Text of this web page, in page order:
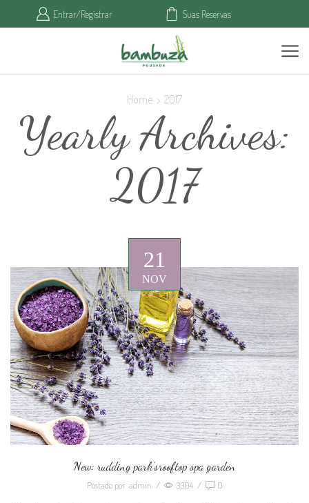
Entrar/Registrar Suas Reservas
Home 2017
Yearly Archives:
2017
21
NOV
New: rudding park’srooftop spa garden
Postado por admin / 3304 / 0